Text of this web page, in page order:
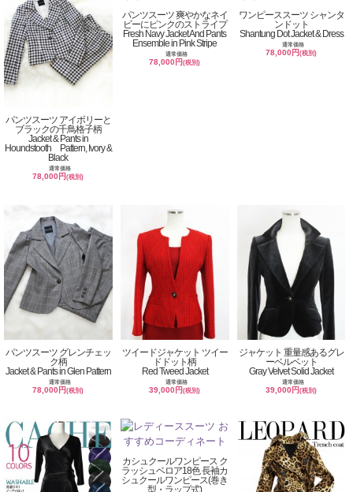
パンツスーツ アイボリーと
ブラックの千鳥格子柄
Jacket & Pants in
Houndstooth Pattern, Ivory &
Black
通常価格
78,000円(税別)
パンツスーツ 爽やかなネイ
ビーにピンクのストライプ
Fresh Navy Jacket And Pants
Ensemble in Pink Stripe
通常価格
78,000円(税別)
ワンピーススーツ シャンタ
ンドット
Shantung Dot Jacket & Dress
通常価格
78,000円(税別)
パンツスーツ グレンチェッ
ク柄
Jacket & Pants in Glen Pattern
通常価格
78,000円(税別)
ツイードジャケット ツイー
ドドット柄
Red Tweed Jacket
通常価格
39,000円(税別)
ジャケット 重量感あるグレ
ーベルベット
Gray Velvet Solid Jacket
通常価格
39,000円(税別)
カシュクールワンピース ク
ラッシュベロア18色 長袖カ
シュクールワンピース(巻き
型・ラップ式)